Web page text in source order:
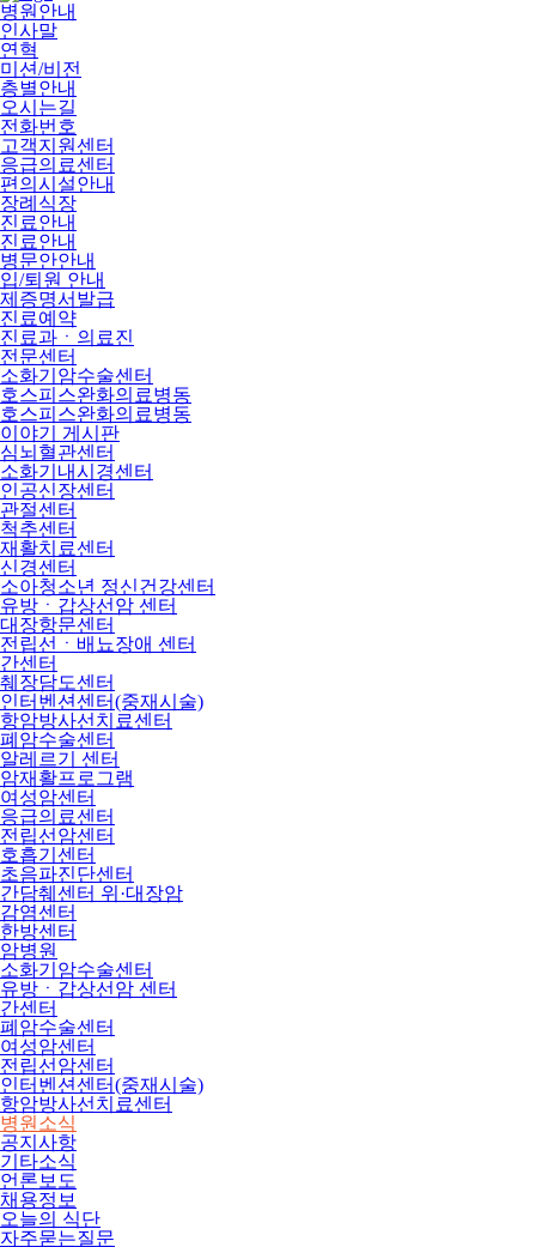
병원안내
인사말
연혁
미션/비전
층별안내
오시는길
전화번호
고객지원센터
응급의료센터
편의시설안내
장례식장
진료안내
진료안내
병문안안내
입/퇴원 안내
제증명서발급
진료예약
진료과ㆍ의료진
전문센터
소화기암수술센터
호스피스완화의료병동
호스피스완화의료병동
이야기 게시판
심뇌혈관센터
소화기내시경센터
인공신장센터
관절센터
척추센터
재활치료센터
신경센터
소아청소년 정신건강센터
유방ㆍ갑상선암 센터
대장항문센터
전립선ㆍ배뇨장애 센터
간센터
췌장담도센터
인터벤션센터(중재시술)
항암방사선치료센터
폐암수술센터
알레르기 센터
암재활프로그램
여성암센터
응급의료센터
전립선암센터
호흡기센터
초음파진단센터
간담췌센터 위·대장암
감염센터
한방센터
암병원
소화기암수술센터
유방ㆍ갑상선암 센터
간센터
폐암수술센터
여성암센터
전립선암센터
인터벤션센터(중재시술)
항암방사선치료센터
병원소식
공지사항
기타소식
언론보도
채용정보
오늘의 식단
자주묻는질문